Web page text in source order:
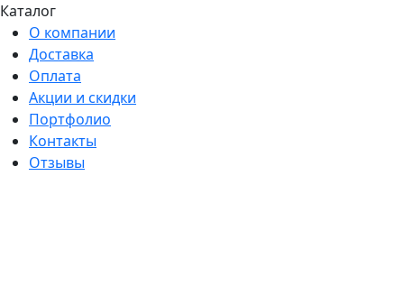
Каталог
О компании
Доставка
Оплата
Акции и скидки
Портфолио
Контакты
Отзывы